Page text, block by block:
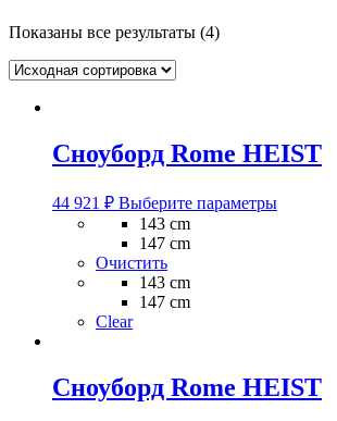
Показаны все результаты (4)
Сноуборд Rome HEIST
44 921 ₽ Выберите параметрыЭтот
странице
товара.
143 cm
147 cm
Очистить
143 cm
147 cm
Clear
Сноуборд Rome HEIST